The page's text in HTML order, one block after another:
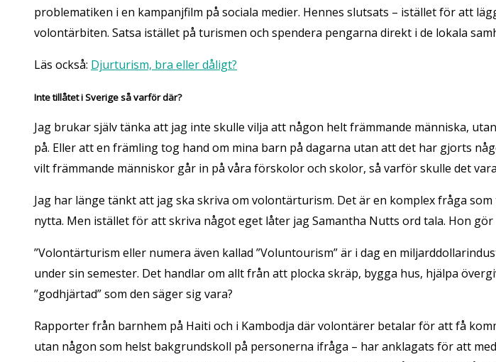
problematiken i en kampanjfilm på sociala medier. Hennes slutsats – istället för att
volontärbiten. Satsa istället på turismen och spendera pengarna direkt i de lokala
Läs också: Djurturism, bra eller dåligt?
Inte tillåtet i Sverige så varför där?
Jag brukar själv tänka att jag inte skulle vilja att någon helt främmande människa,
på. Eller att en främling tog hand om mina barn på dagarna utan att det har gjorts
vilt främmande människor går in på våra förskolor och skolor, så varför skulle det
Jag har länge tänkt att jag ska skriva om volontärturism. Det är en komplex fråga
nytta. Men istället för att skriva något eget låter jag Samantha Nutts ord tala. Hon
”Volontärturism eller numera även kallad ”Voluntourism” är i dag en
under sin semester. Det handlar om allt från att plocka skräp, bygga hus, hjälpa
”godhjärtad” som den säger sig vara?
Rapporter från barnhem på Haiti och i Kambodja där volontärer betalar för att få
utan någon som helst bakgrundskoll på personerna ifråga – har anklagats för att